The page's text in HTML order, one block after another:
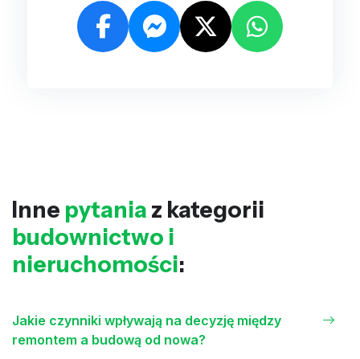
Inne pytania z kategorii
budownictwo i
nieruchomości:
Jakie czynniki wpływają na decyzję między
remontem a budową od nowa?